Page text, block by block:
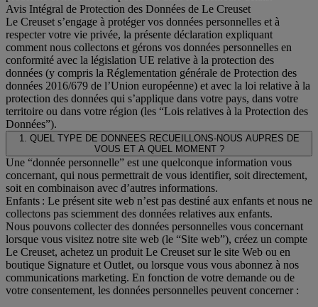
Avis Intégral de Protection des Données de Le Creuset
Le Creuset s’engage à protéger vos données personnelles et à
respecter votre vie privée, la présente déclaration expliquant
comment nous collectons et gérons vos données personnelles en
conformité avec la législation UE relative à la protection des
données (y compris la Réglementation générale de Protection des
données 2016/679 de l’Union européenne) et avec la loi relative à la
protection des données qui s’applique dans votre pays, dans votre
territoire ou dans votre région (les “Lois relatives à la Protection des
Données”).
1. QUEL TYPE DE DONNEES RECUEILLONS-NOUS AUPRES DE
VOUS ET A QUEL MOMENT ?
Une “donnée personnelle” est une quelconque information vous
concernant, qui nous permettrait de vous identifier, soit directement,
soit en combinaison avec d’autres informations.
Enfants : Le présent site web n’est pas destiné aux enfants et nous ne
collectons pas sciemment des données relatives aux enfants.
Nous pouvons collecter des données personnelles vous concernant
lorsque vous visitez notre site web (le “Site web”), créez un compte
Le Creuset, achetez un produit Le Creuset sur le site Web ou en
boutique Signature et Outlet, ou lorsque vous vous abonnez à nos
communications marketing. En fonction de votre demande ou de
votre consentement, les données personnelles peuvent concerner :